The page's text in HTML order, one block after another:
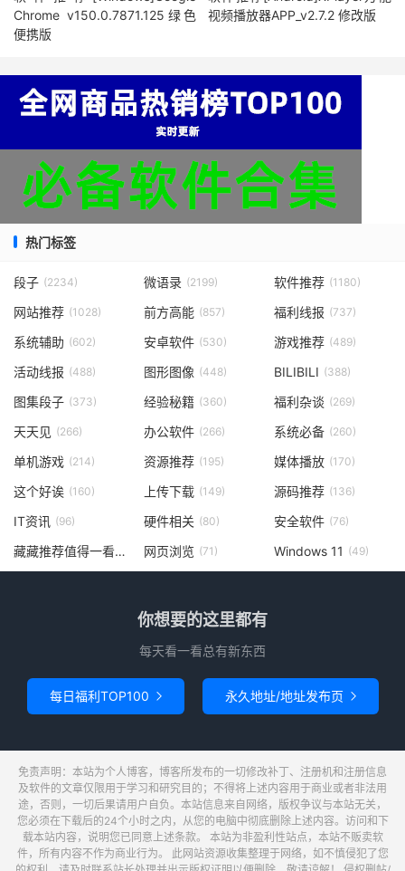
Chrome v150.0.7871.125绿色
便携版
视频播放器APP_v2.7.2 修改版
热门标签
段子 (2234) 微语录 (2199) 软件推荐 (1180)
网站推荐 (1028) 前方高能 (857) 福利线报 (737)
系统辅助 (602) 安卓软件 (530) 游戏推荐 (489)
活动线报 (488) 图形图像 (448) BILIBILI (388)
图集段子 (373) 经验秘籍 (360) 福利杂谈 (269)
天天见 (266) 办公软件 (266) 系统必备 (260)
单机游戏 (214) 资源推荐 (195) 媒体播放 (170)
这个好诶 (160) 上传下载 (149) 源码推荐 (136)
IT资讯 (96) 硬件相关 (80) 安全软件 (76)
藏藏推荐值得一看 网页浏览 (71) Windows 11 (49)
你想要的这里都有
每天看一看总有新东西
每日福利TOP100  永久地址/地址发布页 
免责声明：本站为个人博客，博客所发布的一切修改补丁、注册机和注册信息
及软件的文章仅限用于学习和研究目的；不得将上述内容用于商业或者非法用
途，否则，一切后果请用户自负。本站信息来自网络，版权争议与本站无关，
您必须在下载后的24个小时之内，从您的电脑中彻底删除上述内容。访问和下
载本站内容，说明您已同意上述条款。 本站为非盈利性站点，本站不贩卖软
件，所有内容不作为商业行为。 此网站资源收集整理于网络，如不慎侵犯了您